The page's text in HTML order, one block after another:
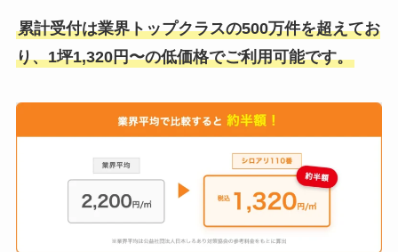
累計受付は業界トップクラスの500万件を超えてお
り、1坪1,320円〜の低価格でご利用可能です。